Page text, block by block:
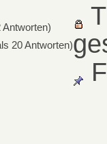
20 Antworten)